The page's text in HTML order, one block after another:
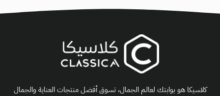
كلاسيكا هو بوابتك لعالم الجمال، تسوق أفضل منتجات العناية والجمال